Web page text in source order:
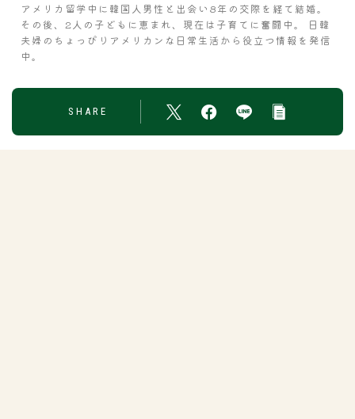
アメリカ留学中に韓国人男性と出会い8年の交際を経て結婚。
その後、2人の子どもに恵まれ、現在は子育てに奮闘中。 日韓
夫婦のちょっぴりアメリカンな日常生活から役立つ情報を発信
中。
SHARE